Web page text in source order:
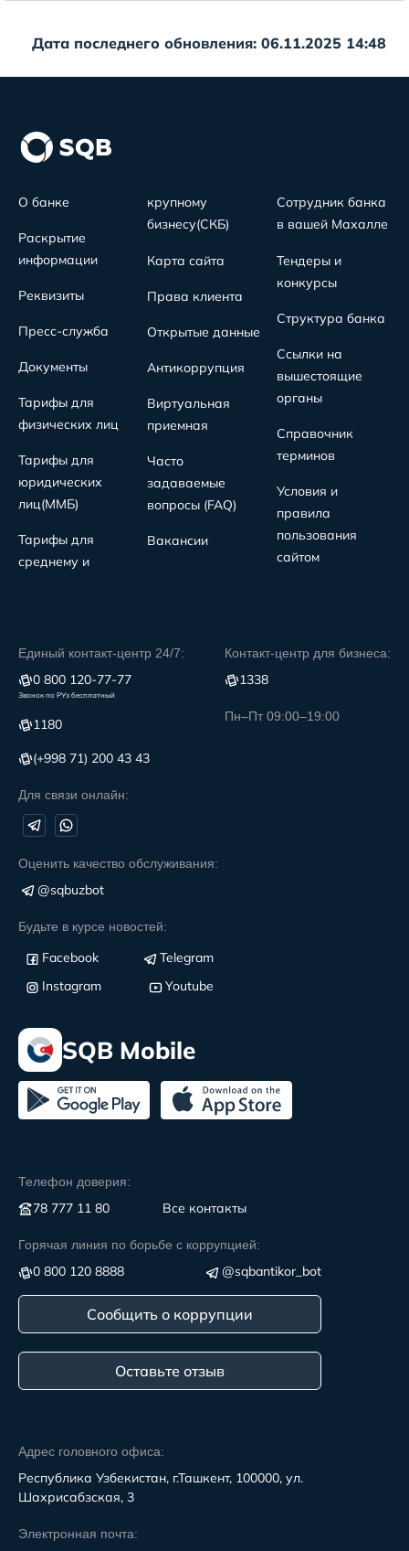
Дата последнего обновления: 06.11.2025 14:48
Адрес головного офиса:
Республика Узбекистан, г.Ташкент, 100000, ул.
Шахрисабзская, 3
Электронная почта:
О банке
Раскрытие
информации
Реквизиты
Пресс-служба
Документы
Тарифы для
физических лиц
Тарифы для
юридических
лиц(MMБ)
Тарифы для
среднему и
крупному
бизнесу(СКБ)
Карта сайта
Права клиента
Открытые данные
Антикоррупция
Виртуальная
приемная
Часто
задаваемые
вопросы (FAQ)
Вакансии
Сотрудник банка
в вашей Махалле
Тендеры и
конкурсы
Структура банка
Ссылки на
вышестоящие
органы
Справочник
терминов
Условия и
правила
пользования
сайтом
Единый контакт-центр 24/7:
0 800 120-77-77
Звонок по РУз бесплатный
1180
(+998 71) 200 43 43
Для связи онлайн:
Контакт-центр для бизнеса:
1338
Пн–Пт 09:00–19:00
Оценить качество обслуживания:
@sqbuzbot
Будьте в курсе новостей:
Facebook
Telegram
Instagram
Youtube
SQB Mobile
Телефон доверия:
78 777 11 80 Все контакты
Горячая линия по борьбе с коррупцией:
0 800 120 8888 @sqbantikor_bot
Сообщить о коррупции
Оставьте отзыв